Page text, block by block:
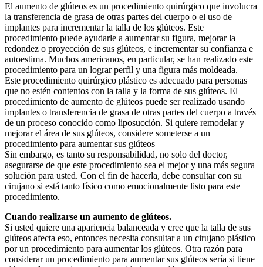
El aumento de glúteos es un procedimiento quirúrgico que involucra
la transferencia de grasa de otras partes del cuerpo o el uso de
implantes para incrementar la talla de los glúteos. Este
procedimiento puede ayudarle a aumentar su figura, mejorar la
redondez o proyección de sus glúteos, e incrementar su confianza e
autoestima. Muchos americanos, en particular, se han realizado este
procedimiento para un lograr perfil y una figura más moldeada.
Este procedimiento quirúrgico plástico es adecuado para personas
que no estén contentos con la talla y la forma de sus glúteos. El
procedimiento de aumento de glúteos puede ser realizado usando
implantes o transferencia de grasa de otras partes del cuerpo a través
de un proceso conocido como liposucción. Si quiere remodelar y
mejorar el área de sus glúteos, considere someterse a un
procedimiento para aumentar sus glúteos
Sin embargo, es tanto su responsabilidad, no solo del doctor,
asegurarse de que este procedimiento sea el mejor y una más segura
solución para usted. Con el fin de hacerla, debe consultar con su
cirujano si está tanto físico como emocionalmente listo para este
procedimiento.
Cuando realizarse un aumento de glúteos.
Si usted quiere una apariencia balanceada y cree que la talla de sus
glúteos afecta eso, entonces necesita consultar a un cirujano plástico
por un procedimiento para aumentar los glúteos. Otra razón para
considerar un procedimiento para aumentar sus glúteos sería si tiene